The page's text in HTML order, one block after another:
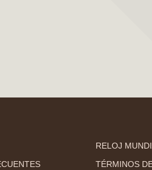
RELOJ
TÉRMINOS